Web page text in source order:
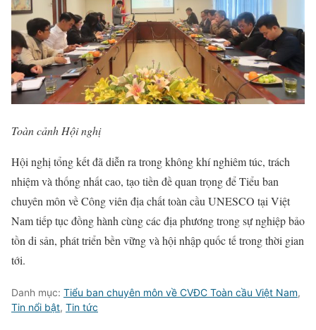
Toàn cảnh Hội nghị
Hội nghị tổng kết đã diễn ra trong không khí nghiêm túc, trách
nhiệm và thống nhất cao, tạo tiền đề quan trọng để Tiểu ban
chuyên môn về Công viên địa chất toàn cầu UNESCO tại Việt
Nam tiếp tục đồng hành cùng các địa phương trong sự nghiệp bảo
tồn di sản, phát triển bền vững và hội nhập quốc tế trong thời gian
tới.
Danh mục: Tiểu ban chuyên môn về CVĐC Toàn cầu Việt Nam,
Tin nổi bật, Tin tức